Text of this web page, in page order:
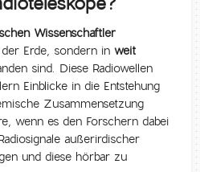
Wissenschaftler
Erde, sondern inweit
sind. Diese Radiowellen
Einblicke in die Entstehung
Zusammensetzung
wenn es den Forschern dabei
außerirdischer
und diese hörbar zu